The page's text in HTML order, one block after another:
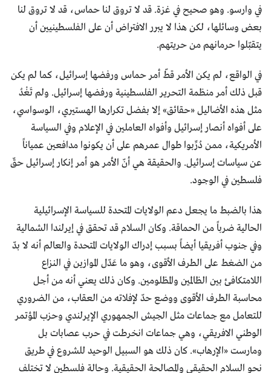
في وارسو. وهو صحيح في غزة. قد لا تروق لنا حماس، قد لا تروق لنا
بعض وسائلها، لكن هذا لا يبرر الافتراض أن على الفلسطينيين أن
يتقبّلوا حرمانهم من حريتهم.
في الواقع، لم يكن الأمر قطّ أمر حماس ورفضها إسرائيل، كما لم يكن
قبل ذلك أمر منظمة التحرير الفلسطينية ورفضها إسرائيل. ولم تَغْدُ
مثل هذه الأضاليل «حقائق» إلا بفضل تكرارها الهستيري، الوسواسي،
على أفواه أنصار إسرائيل وأفواه العاملين في الإعلام وفي السياسة
الأمريكية، ممن دُرِّبوا طوال عمرهم على أن يكونوا مدافعين عمياناً
عن سياسات إسرائيل. والحقيقة هي أنّ الأمر هو أمر إنكار إسرائيل حقّ
فلسطين في الوجود.
هذا بالضبط ما يجعل دعم الولايات المتحدة للسياسة الإسرائيلية
الحالية ضرباً من الحماقة. وكان السلام قد تحقق في إيرلندا الشمالية
وفي جنوب أفريقيا أيضاً بسبب إدراك الولايات المتحدة والعالم أنه لا بدّ
من الضغط على الطرف الأقوى، وهو ما عَدّل الموازين في النزاع
اللامتكافئ بين الظالمين والمظلومين. وكان ذلك يعني أنه من أجل
محاسبة الطرف الأقوى ووضع حدّ لإفلاته من العقاب، من الضروري
للتعامل مع جماعات مثل الجيش الجمهوري الإيرلندي وحزب المؤتمر
الوطني الافريقي، وهي جماعات انخرطت في حرب عصابات بل
ومارست «الإرهاب». كان ذلك هو السبيل الوحيد للشروع في طريق
نحو السلام الحقيقي والمصالحة الحقيقية. وحالة فلسطين لا تختلف